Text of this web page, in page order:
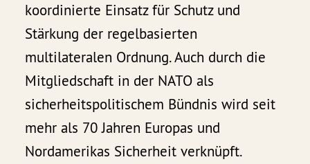
koordinierte Einsatz für Schutz und
Stärkung der regelbasierten
multilateralen Ordnung. Auch durch die
Mitgliedschaft in der NATO als
sicherheitspolitischem Bündnis wird seit
mehr als 70 Jahren Europas und
Nordamerikas Sicherheit verknüpft.